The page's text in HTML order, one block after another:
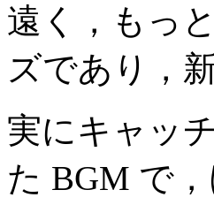
遠く，もっ
ズであり，
実にキャッ
た BGM で